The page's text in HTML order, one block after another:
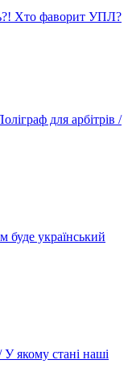
Хто фаворит УПЛ?
для арбітрів /
український
якому стані наші